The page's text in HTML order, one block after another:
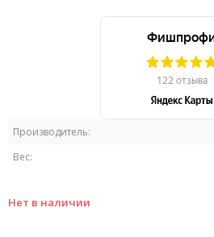
Производитель:
Вес:
Нет в наличии